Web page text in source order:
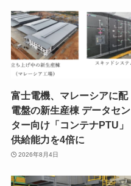
富士電機、マレーシアに配
電盤の新生産棟 データセン
ター向け「コンテナPTU」
供給能力を4倍に
2026年8月4日